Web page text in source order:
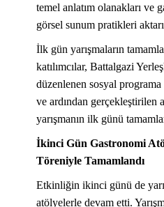
temel anlatım olanakları ve
görsel sunum pratikleri
İlk gün yarışmaların
katılımcılar, Battalgazi
düzenlenen sosyal
ve ardından gerçekleştirilen
yarışmanın ilk günü
İkinci Gün Gastronomi
Töreniyle Tamamlandı
Etkinliğin ikinci günü de
atölyelerle devam etti.